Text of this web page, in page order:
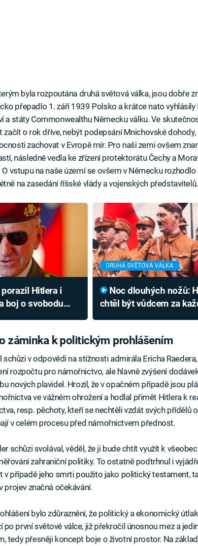
byla rozpoutána druhá světová válka, jsou dobře
přepadlo 1. září 1939 Polsko a krátce nato vyhlásily
a státy Commonwealthu Německu válku. Ve
začít o rok dříve, nebýt podepsání Mnichovské
zachovat v Evropě mír. Pro naši zemi ovšem
následně vedla ke zřízení protektorátu Čechy a
O vstupu na naše území se ovšem v Německu
na zasedání říšské vlády a vojenských představitelů.
Hitlera i
boj o svobodu
DRUHÁ SVĚTOVÁ VÁLKA
Noc dlouhých nožů: Hitler
chtěl být vůdcem za
záminka k politickým prohlášením
v odpovědi na stížnosti admirála Ericha
rozpočtu pro námořnictvo, ale hlavně zvýšení
nových plavidel. Hrozil, že v opačném případě jsou
ve vážném ohrožení a hodlal přimět Hitlera k
resp. pěchoty, kteří se nechtěli vzdát svých přídělů
v celém procesu před námořnictvem přednost.
schůzi svolával, věděl, že ji bude chtít využít k
zahraniční politiky. To ostatně podtrhnul i
v případě jeho smrti použito jako politický testament,
projev značná očekávání.
bylo zdůraznění, že politický a ekonomický
po první světové válce, již překročil únosnou mez a
tedy přesněji koncept boje o životní prostor. Na